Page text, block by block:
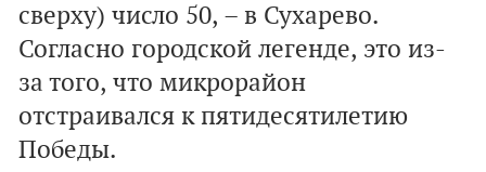
сверху) число 50, – в Сухарево.
Согласно городской легенде, это из-
за того, что микрорайон
отстраивался к пятидесятилетию
Победы.